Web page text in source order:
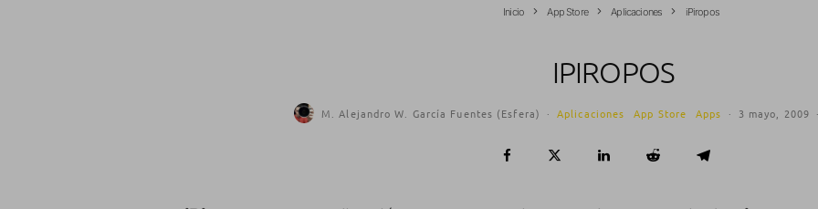
Inicio App Store Aplicaciones iPiropos
IPIROPOS
M. Alejandro W. García Fuentes (Esfera) · Aplicaciones App Store Apps · 3 mayo, 2009 ·